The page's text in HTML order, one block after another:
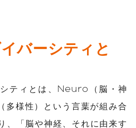
バーシティと
ティとは、Neuro（脳・神
様性）という言葉が組み合
、「脳や神経、それに由来す